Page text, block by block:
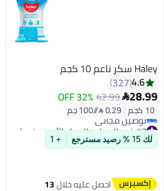
Haley سكر ناعم 10 كجم
4.6
327
28.99
42.99
32% OFF
10 كجم |
أقل سعر في 7 يوم
توصيل مجانيلك 15 % رصيد مسترجع + 1
احصل عليه خلال13